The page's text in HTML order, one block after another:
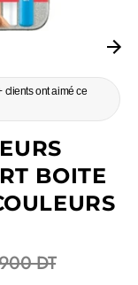
clients ont aimé ce
BOITE
DT